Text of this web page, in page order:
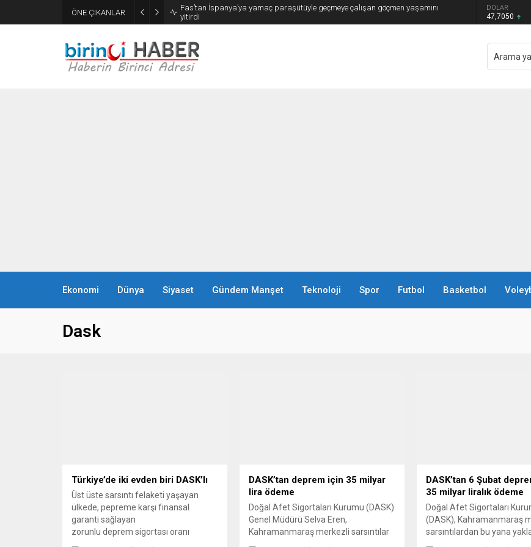
ÖNE ÇIKANLAR
Fas’tan İspanya’ya yamaç paraşütüyle geçmeye çalışan göçmen yaşamını
yitirdi
DOLAR
47,7050
Ekonomi Dünya Siyaset Gündem Manşet Teknoloji Spor Futbol Basketbol
Dask
Türkiye’de iki evden biri DASK’lı
Üst üste sarsıntı felaketi yaşayan
ülkede, pepreme karşı finansal
garanti sağlayan
zorunlu deprem sigortası oranı
DASK’tan deprem için 35 milyar
lira ödeme
Doğal Afet Sigortaları Kurumu (DASK)
Genel Müdürü Selva Eren,
Kahramanmaraş merkezli sarsıntılar
DASK’tan 6 Şubat
35 milyar liralık ödeme
Doğal Afet Sigortaları
(DASK), Kahramanmaraş
sarsıntılardan bu yana